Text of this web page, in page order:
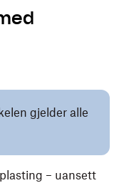
gjelder alle
– uansett